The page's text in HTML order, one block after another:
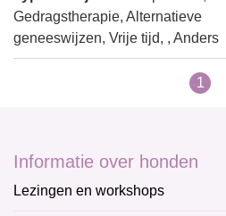
Gedragstherapie, Alternatieve
geneeswijzen, Vrije tijd, , Anders
1
Informatie over honden
Lezingen en workshops